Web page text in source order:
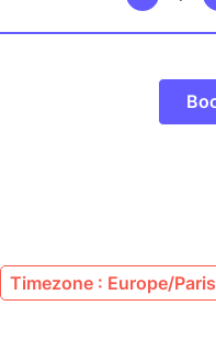
Timezone : Europe/Paris